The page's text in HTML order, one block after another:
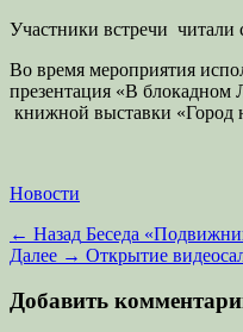
Участники встречи читали
Во время мероприятия
презентация «В блокадном
книжной выставки «Город
Категории
Новости
Навигация
по
записям
← Назад Предыдущая
запись:
Беседа
Далее → Следующая
Открытие
Добавить